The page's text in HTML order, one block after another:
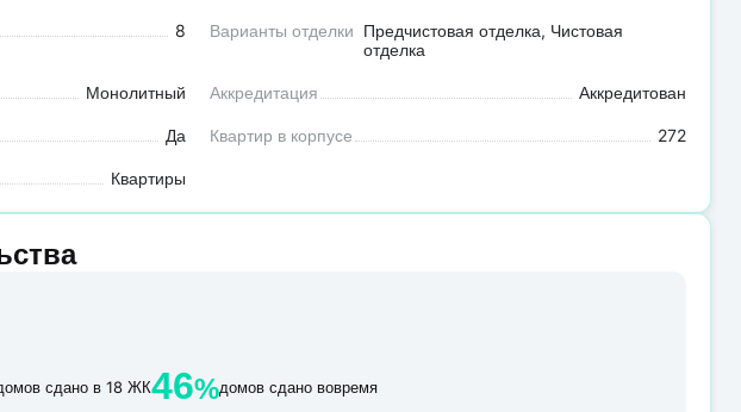
8 Варианты отделки Предчистовая отделка, Чистовая
отделка
Монолитный Аккредитация Аккредитован
Да Квартир в корпусе 272
Квартиры
сдано в 18 ЖК46%домов сдано вовремя